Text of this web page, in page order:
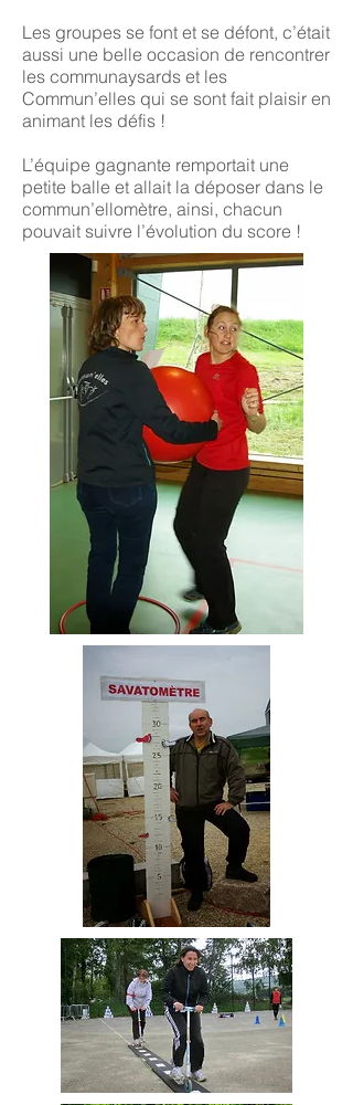
Les groupes se font et se défont, c’était
aussi une belle occasion de rencontrer
les communaysards et les
Commun’elles qui se sont fait plaisir en
animant les défis !
L’équipe gagnante remportait une
petite balle et allait la déposer dans le
commun’ellomètre, ainsi, chacun
pouvait suivre l’évolution du score !